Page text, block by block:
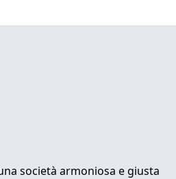
società armoniosa e giusta